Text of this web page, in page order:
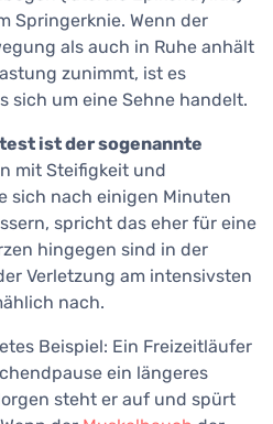
Springerknie. Wenn der
als auch in Ruhe anhält
zunimmt, ist es
sich um eine Sehne handelt.
ist der sogenannte
mit Steifigkeit und
sich nach einigen Minuten
spricht das eher für eine
hingegen sind in der
Verletzung am intensivsten
nach.
Beispiel: Ein Freizeitläufer
ein längeres
steht er auf und spürt